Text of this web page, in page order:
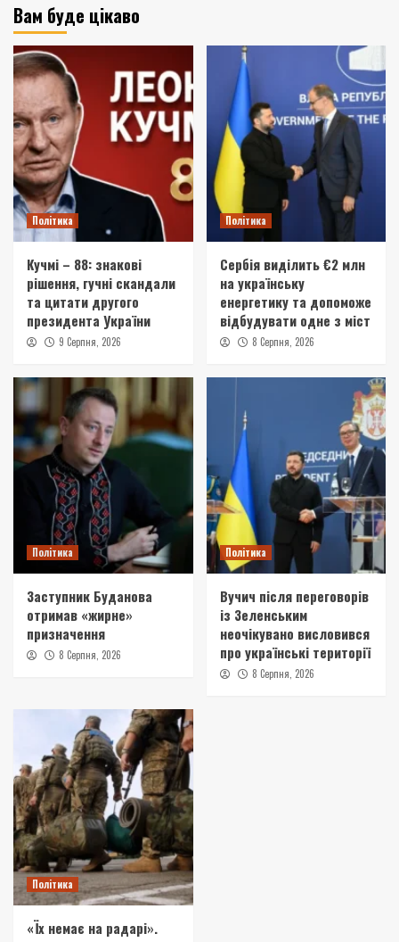
Вам буде цікаво
Політика
Кучмі – 88: знакові
рішення, гучні скандали
та цитати другого
президента України
9 Серпня, 2026
Політика
Сербія виділить €2 млн
на українську
енергетику та допоможе
відбудувати одне з міст
8 Серпня, 2026
Політика
Заступник Буданова
отримав «жирне»
призначення
8 Серпня, 2026
Політика
Вучич після переговорів
із Зеленським
неочікувано висловився
про українські території
8 Серпня, 2026
Політика
«Їх немає на радарі».